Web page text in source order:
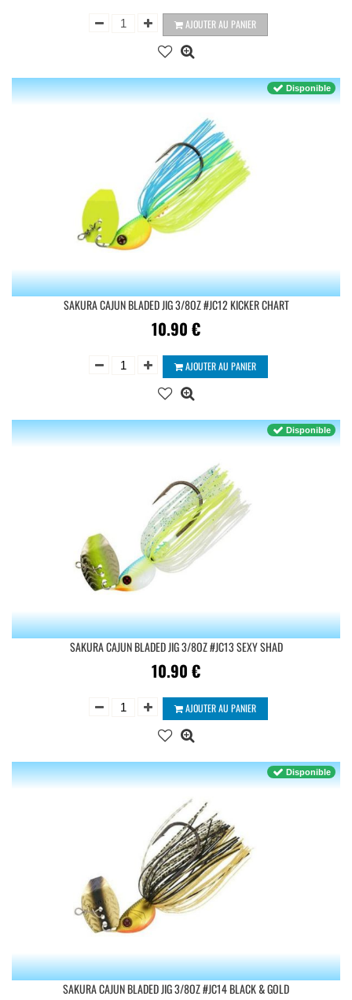
AJOUTER AU PANIER
SAKURA CAJUN BLADED JIG 3/8OZ #JC12 KICKER CHART
10.90 €
Disponible
AJOUTER AU PANIER
SAKURA CAJUN BLADED JIG 3/8OZ #JC13 SEXY SHAD
10.90 €
Disponible
AJOUTER AU PANIER
SAKURA CAJUN BLADED JIG 3/8OZ #JC14 BLACK & GOLD
Disponible